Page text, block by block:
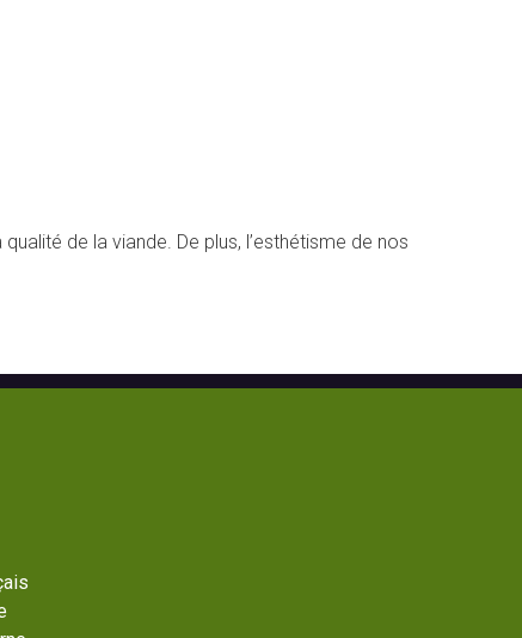
de la viande. De plus, l’esthétisme de nos